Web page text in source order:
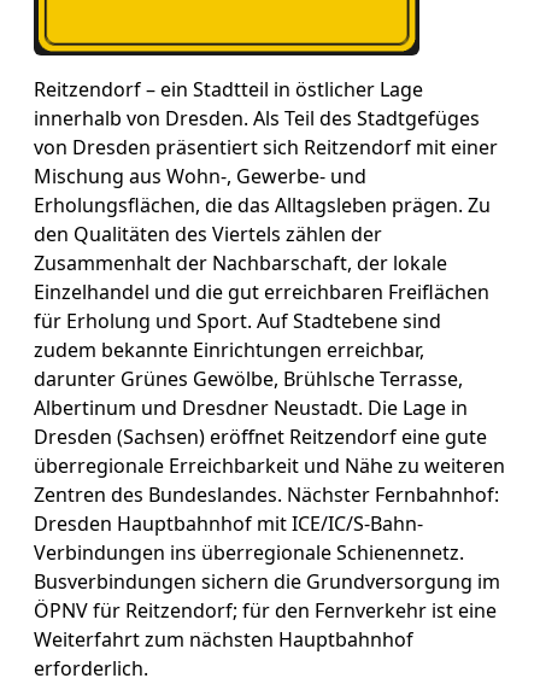
Reitzendorf – ein Stadtteil in östlicher Lage
innerhalb von Dresden. Als Teil des Stadtgefüges
von Dresden präsentiert sich Reitzendorf mit einer
Mischung aus Wohn-, Gewerbe- und
Erholungsflächen, die das Alltagsleben prägen. Zu
den Qualitäten des Viertels zählen der
Zusammenhalt der Nachbarschaft, der lokale
Einzelhandel und die gut erreichbaren Freiflächen
für Erholung und Sport. Auf Stadtebene sind
zudem bekannte Einrichtungen erreichbar,
darunter Grünes Gewölbe, Brühlsche Terrasse,
Albertinum und Dresdner Neustadt. Die Lage in
Dresden (Sachsen) eröffnet Reitzendorf eine gute
überregionale Erreichbarkeit und Nähe zu weiteren
Zentren des Bundeslandes. Nächster Fernbahnhof:
Dresden Hauptbahnhof mit ICE/IC/S-Bahn-
Verbindungen ins überregionale Schienennetz.
Busverbindungen sichern die Grundversorgung im
ÖPNV für Reitzendorf; für den Fernverkehr ist eine
Weiterfahrt zum nächsten Hauptbahnhof
erforderlich.